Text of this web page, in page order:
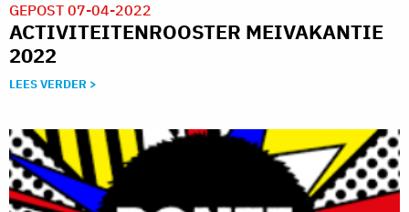
GEPOST 07-04-2022
ACTIVITEITENROOSTER MEIVAKANTIE
2022
LEES VERDER >